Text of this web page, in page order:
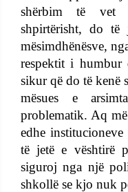
shërbim të vet
shpirtërisht, do të
mësimdhënësve,
respektit i humbur
sikur që do të kenë
mësues e
problematik. Aq
edhe
të jetë e vështirë
siguroj nga një
shkollë se kjo nuk